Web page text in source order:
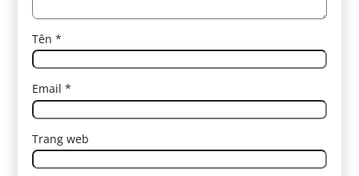
Tên*
Email*
Trang web